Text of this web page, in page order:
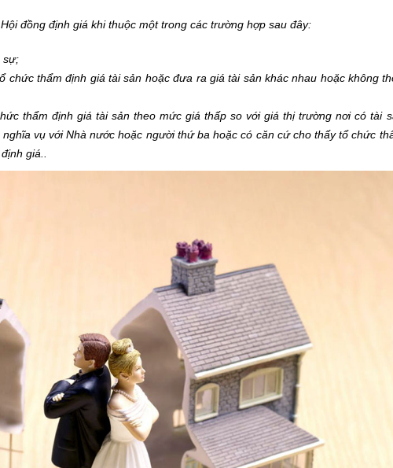
đồng định giá khi thuộc một trong các trường hợp sau đây:
sự;
chức thẩm định giá tài sản hoặc đưa ra giá tài sản khác nhau hoặc không
thẩm định giá tài sản theo mức giá thấp so với giá thị trường nơi có tài
vụ với Nhà nước hoặc người thứ ba hoặc có căn cứ cho thấy tổ chức
giá..